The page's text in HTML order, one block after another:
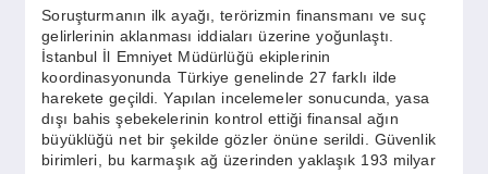
Soruşturmanın ilk ayağı, terörizmin finansmanı ve suç
gelirlerinin aklanması iddiaları üzerine yoğunlaştı.
İstanbul İl Emniyet Müdürlüğü ekiplerinin
koordinasyonunda Türkiye genelinde 27 farklı ilde
harekete geçildi. Yapılan incelemeler sonucunda, yasa
dışı bahis şebekelerinin kontrol ettiği finansal ağın
büyüklüğü net bir şekilde gözler önüne serildi. Güvenlik
birimleri, bu karmaşık ağ üzerinden yaklaşık 193 milyar